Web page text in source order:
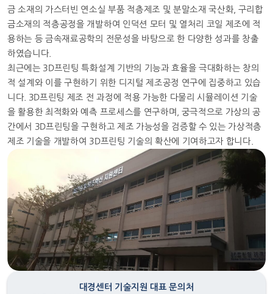
금 소재의 가스터빈 연소실 부품 적층제조 및 분말소재 국산화, 구리합
금소재의 적층공정을 개발하여 인덕션 모터 및 열처리 코일 제조에 적
용하는 등 금속재료공학의 전문성을 바탕으로 한 다양한 성과를 창출
하였습니다.
최근에는 3D프린팅 특화설계 기반의 기능과 효율을 극대화하는 창의
적 설계와 이를 구현하기 위한 디지털 제조공정 연구에 집중하고 있습
니다. 3D프린팅 제조 전 과정에 적용 가능한 다물리 시뮬레이션 기술
을 활용한 최적화와 예측 프로세스를 연구하며, 궁극적으로 가상의 공
간에서 3D프린팅을 구현하고 제조 가능성을 검증할 수 있는 가상적층
제조 기술을 개발하여 3D프린팅 기술의 확산에 기여하고자 합니다.
대경센터 기술지원 대표 문의처